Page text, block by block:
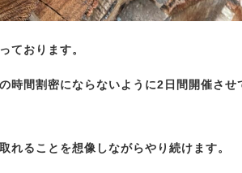
ております。
時間割密にならないように2日間開催させ
ることを想像しながらやり続けます。